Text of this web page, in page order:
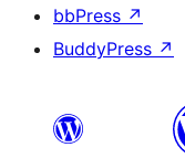
bbPress ↗
BuddyPress ↗